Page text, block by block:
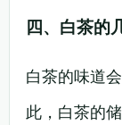
四、白茶的
白茶的味道
此，白茶的